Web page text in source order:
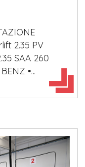
2.35 PV
SAA 260
•...